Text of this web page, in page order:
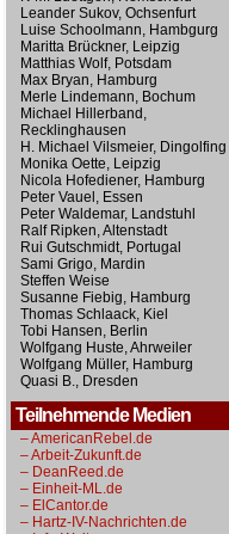
Leander Sukov, Ochsenfurt
Luise Schoolmann, Hambgurg
Maritta Brückner, Leipzig
Matthias Wolf, Potsdam
Max Bryan, Hamburg
Merle Lindemann, Bochum
Michael Hillerband,
Recklinghausen
H. Michael Vilsmeier, Dingolfing
Monika Oette, Leipzig
Nicola Hofediener, Hamburg
Peter Vauel, Essen
Peter Waldemar, Landstuhl
Ralf Ripken, Altenstadt
Rui Gutschmidt, Portugal
Sami Grigo, Mardin
Steffen Weise
Susanne Fiebig, Hamburg
Thomas Schlaack, Kiel
Tobi Hansen, Berlin
Wolfgang Huste, Ahrweiler
Wolfgang Müller, Hamburg
Quasi B., Dresden
Teilnehmende Medien
– AmericanRebel.de
– Arbeit-Zukunft.de
– DeanReed.de
– Einheit-ML.de
– ElCantor.de
– Hartz-IV-Nachrichten.de